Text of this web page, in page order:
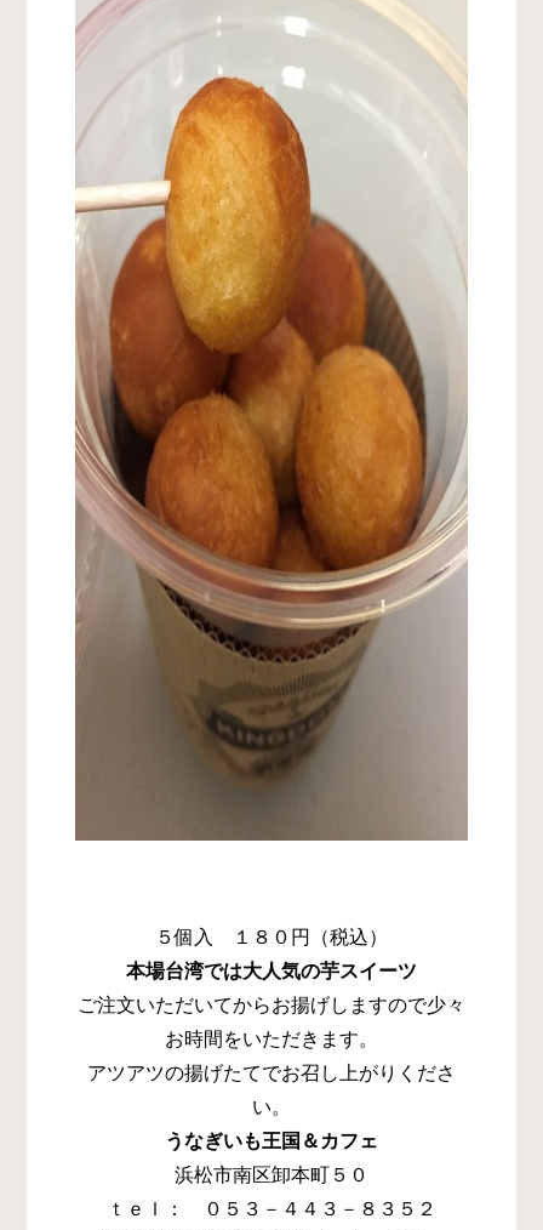
５個入 １８０円（税込）
本場台湾では大人気の芋スイーツ
ご注文いただいてからお揚げしますので少々
お時間をいただきます。
アツアツの揚げたてでお召し上がりくださ
い。
うなぎいも王国＆カフェ
浜松市南区卸本町５０
ｔｅｌ： ０５３－４４３－８３５２